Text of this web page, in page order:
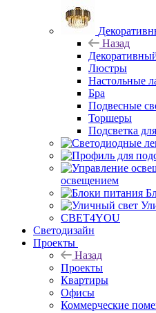
Назад
Люстры
Настольные
Бра
Подвесные
Торшеры
Подсветка
освещением
СВЕТ4YOU
Светодизайн
Проекты
Назад
Проекты
Квартиры
Офисы
Коммерческие